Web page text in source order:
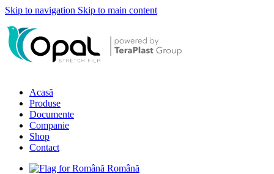
Skip to navigation Skip to main content
Acasă
Produse
Documente
Companie
Shop
Contact
Română